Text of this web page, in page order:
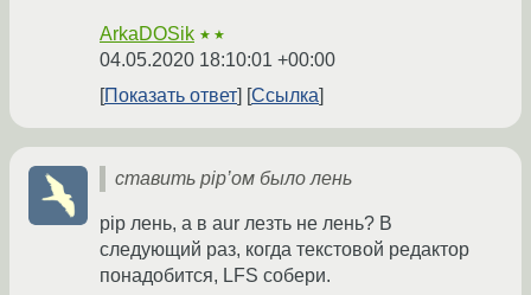
ArkaDOSik ★★
04.05.2020 18:10:01 +00:00
Показать ответ
Ссылка
ставить pip’ом было лень
pip лень, а в aur лезть не лень? В
следующий раз, когда текстовой редактор
понадобится, LFS собери.